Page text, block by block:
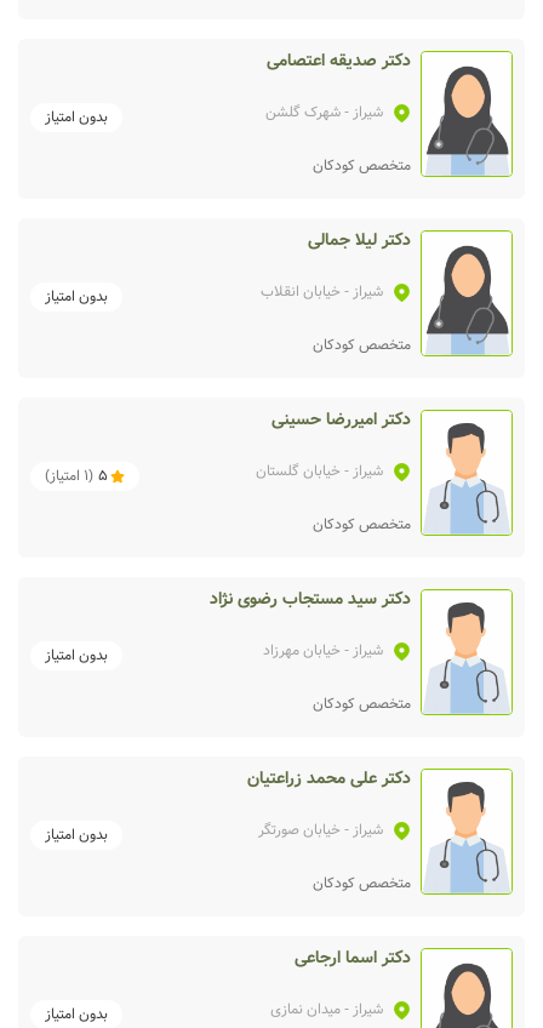
دکتر صدیقه اعتصامی
شیراز - شهرک گلشن بدون امتیاز
متخصص کودکان
دکتر لیلا جمالی
شیراز - خیابان انقلاب بدون امتیاز
متخصص کودکان
دکتر امیررضا حسینی
شیراز - خیابان گلستان 5
(
1 امتیاز)
متخصص کودکان
دکتر سید مستجاب رضوی نژاد
شیراز - خیابان مهرزاد بدون امتیاز
متخصص کودکان
دکتر علی محمد زراعتیان
شیراز - خیابان صورتگر بدون امتیاز
متخصص کودکان
دکتر اسما ارجاعی
شیراز - میدان نمازی بدون امتیاز